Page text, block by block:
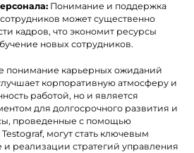
Понимание и поддержка
может существенно
кадров, что экономит ресурсы
новых сотрудников.
понимание карьерных ожиданий
корпоративную атмосферу и
работой, но и является
для долгосрочного развития и
проведенные с помощью
могут стать ключевым
и реализации стратегий управления